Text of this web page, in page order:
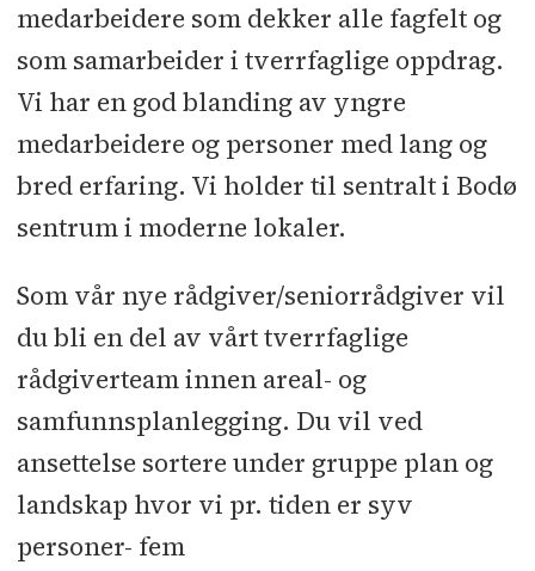
medarbeidere som dekker alle fagfelt og
som samarbeider i tverrfaglige oppdrag.
Vi har en god blanding av yngre
medarbeidere og personer med lang og
bred erfaring. Vi holder til sentralt i Bodø
sentrum i moderne lokaler.
Som vår nye rådgiver/seniorrådgiver vil
du bli en del av vårt tverrfaglige
rådgiverteam innen areal- og
samfunnsplanlegging. Du vil ved
ansettelse sortere under gruppe plan og
landskap hvor vi pr. tiden er syv
personer- fem